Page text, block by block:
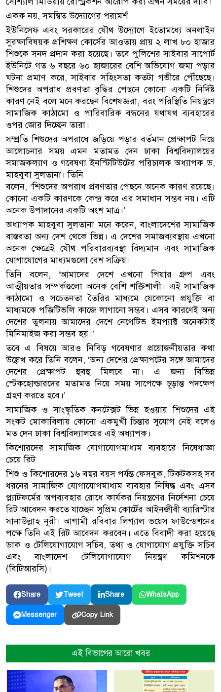
একক নয়, সমন্বিত উদ্যোগের পরামর্শ
ইউনিসেফ এবং সরকারের যৌথ উদ্যোগে ইতোমধ্যে অনলাইন
সুরক্ষাবিষয়ক প্রশিক্ষণ কোর্সের আওতায় প্রায় ২ লাখ ৮০ হাজার
শিশুকে সনদ প্রদান করা হয়েছে। তবে পুলিশের সাইবার সাপোর্ট
ইউনিটে গত ৬ বছরে ৬০ হাজারের বেশি অভিযোগ জমা পড়ার
ঘটনা প্রমাণ করে, সাইবার সহিংসতা কতটা গভীরে পৌঁছেছে।
শিশুদের অপরাধ প্রবণতা বৃদ্ধির পেছনে কোনো একটি নির্দিষ্ট
কারণ নেই বলে মনে করছেন বিশেষজ্ঞরা, বরং পরিস্থিতি নিয়ন্ত্রণে
সামাজিক কাঠামো ও পারিবারিক বন্ধনের যথাযথ ব্যবহারের
ওপর জোর দিচ্ছেন তারা।
সম্প্রতি শিশুদের অপরাধে জড়িয়ে পড়ার বর্তমান প্রেক্ষাপট নিয়ে
আলোচনার সময় এমন মতামত দেন ঢাকা বিশ্ববিদ্যালয়ের
সমাজকল্যাণ ও গবেষণা ইনস্টিটিউটের পরিচালক অধ্যাপক ড.
মাহবুবা সুলতানা। তিনি
বলেন, ‘শিশুদের অপরাধ প্রবণতার পেছনে অনেক কারণ রয়েছে।
কোনো একটি কারণকে কেন্দ্র করে এর সমাধান সম্ভব নয়। এটি
অনেক উপাদানের একটি অংশ মাত্র।’
অধ্যাপক মাহবুবা সুলতানা মনে করেন, বাংলাদেশের সামাজিক
বাস্তবতা অন্য দেশ থেকে ভিন্ন। এ দেশের সমাজব্যবস্থায় এখনো
অনেক ক্ষেত্রেই যৌথ পরিবারব্যবস্থা বিদ্যমান এবং সামাজিক
যোগাযোগের মাধ্যমগুলো বেশ সক্রিয়।
তিনি বলেন, ‘আমাদের দেশে এখনো পিয়ার গ্রুপ এবং
আত্মীয়তার সম্পর্কগুলো অনেক বেশি শক্তিশালী। এই সামাজিক
কাঠামো ও সচেতনতা তৈরির মাধ্যমে যেকোনো প্রযুক্তি বা
মাধ্যমকে পজিটিভলি কাজে লাগানো সম্ভব। এসব কারণেই অন্য
দেশের তুলনায় আমাদের দেশে নেগেটিভ ইমপ্যাক্ট অনেকটাই
মিনিমাইজ করা সম্ভব হয়।’
তবে এ বিষয়ে আরও নিবিড় গবেষণার প্রয়োজনীয়তার কথা
উল্লেখ করে তিনি বলেন, ‘অন্য দেশের প্রেক্ষাপটের সঙ্গে আমাদের
দেশের প্রেক্ষাপট হুবহু মিলবে না। এ জন্য বিভিন্ন
স্টেকহোল্ডারদের মতামত নিয়ে সময় সাপেক্ষে চূড়ান্ত পদক্ষেপ
গ্রহণ করতে হবে।’
সামাজিক ও সাংস্কৃতিক কনটেক্সট ভিন্ন হওয়ায় শিশুদের এই
সংকট মোকাবিলায় কোনো একমুখী চিন্তার সুযোগ নেই বলেও
মত দেন ঢাকা বিশ্ববিদ্যালয়ের এই অধ্যাপক।
কিশোরদের সামাজিক যোগাযোগমাধ্যম ব্যবহারে নিষেধাজ্ঞা
চেয়ে রিট
শিশু ও কিশোরদের ১৬ বছর বয়স পর্যন্ত ফেসবুক, টিকটকসহ সব
ধরনের সামাজিক যোগাযোগমাধ্যম ব্যবহার নিষিদ্ধ এবং এসব
প্ল্যাটফর্মের অপব্যবহার রোধে কার্যকর নিয়ন্ত্রণের নির্দেশনা চেয়ে
রিট আবেদন করতে যাচ্ছেন সুপ্রিম কোর্টের আইনজীবী ব্যারিস্টার
সানাউল্লাহ নূরী। আগামী রবিবার লিগ্যাল ভয়েস ফাউন্ডেশনের
পক্ষে তিনি এই রিট আবেদন করবেন। এতে বিবাদী করা হয়েছে
ডাক ও টেলিযোগাযোগ সচিব, তথ্য ও যোগাযোগ প্রযুক্তি সচিব
এবং বাংলাদেশ টেলিযোগাযোগ নিয়ন্ত্রণ কমিশনকে
(বিটিআরসি)।
Share Tweet Share WhatsApp
Messenger Copy Link
এই বিভাগের আরো খবর